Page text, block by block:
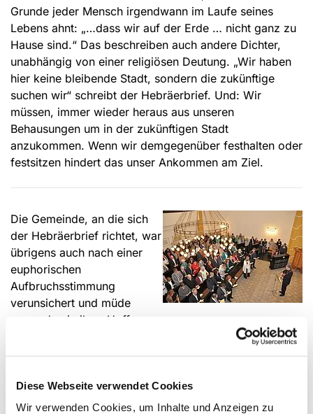
Diese Webseite verwendet Cookies
Wir verwenden Cookies, um Inhalte und Anzeigen zu
Grunde jeder Mensch irgendwann im Laufe seines
Lebens ahnt: „…dass wir auf der Erde … nicht ganz zu
Hause sind.“ Das beschreiben auch andere Dichter,
unabhängig von einer religiösen Deutung. „Wir haben
hier keine bleibende Stadt, sondern die zukünftige
suchen wir“ schreibt der Hebräerbrief. Und: Wir
müssen, immer wieder heraus aus unseren
Behausungen um in der zukünftigen Stadt
anzukommen. Wenn wir demgegenüber festhalten oder
festsitzen hindert das unser Ankommen am Ziel.
Die Gemeinde, an die sich
der Hebräerbrief richtet, war
übrigens auch nach einer
euphorischen
Aufbruchsstimmung
verunsichert und müde
geworden in ihrer Hoffnung.
Mit der Erinnerung an Wanderschaft und Ziel sollte sie
neu ermutigt und ermuntert werden.
christlichen Weg. Aber um Jesu willen sind das
Durchgangsstationen auf dem Weg zum Ziel. Mir